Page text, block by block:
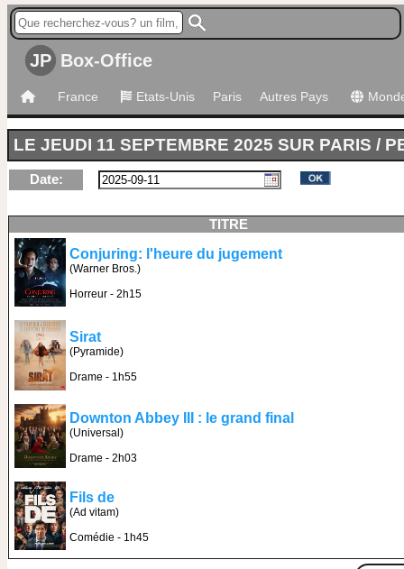
JP Box-Office
France Etats-Unis Paris Autres Pays
LE JEUDI 11 SEPTEMBRE 2025 SUR PARIS /
Date:
TITRE
Conjuring: l'heure du jugement
(Warner Bros.)
Horreur - 2h15
Sirat
(Pyramide)
Drame - 1h55
Downton Abbey III : le grand final
(Universal)
Drame - 2h03
Fils de
(Ad vitam)
Comédie - 1h45